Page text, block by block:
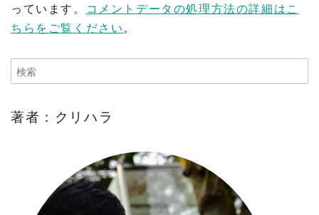
っています。
コメントデータの処理方法の詳細はこ
ちらをご覧ください。
著者：クリハラ